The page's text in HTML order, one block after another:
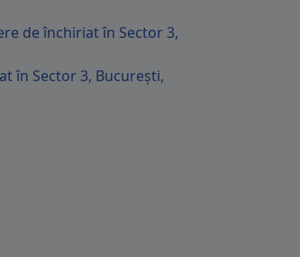
de închiriat în Sector 3,
în Sector 3, București,